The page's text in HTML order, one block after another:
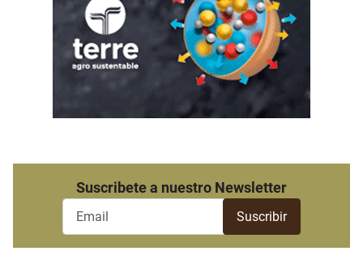
Suscribete a nuestro Newsletter